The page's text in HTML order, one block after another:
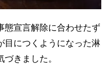
態宣言解除に合わせたず
目につくようになった淋
きました。